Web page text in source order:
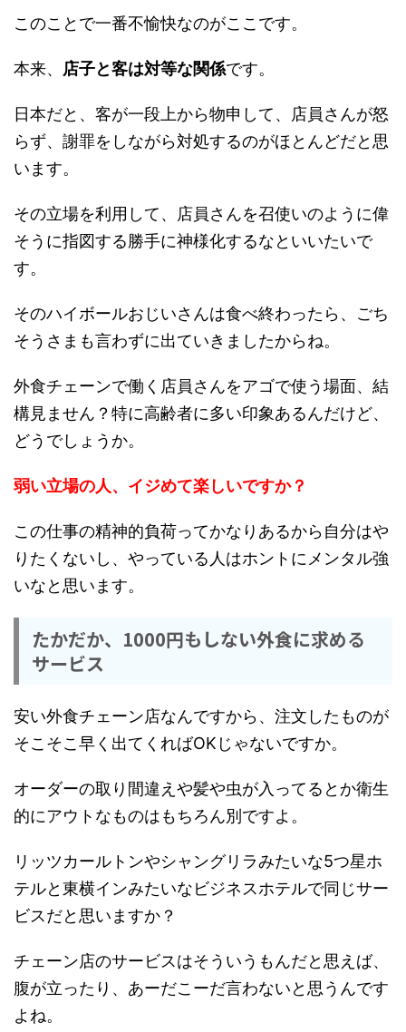
このことで一番不愉快なのがここです。
本来、 店子と客は対等な関係です。
日本だと、客が一段上から物申して、店員さんが怒
らず、謝罪をしながら対処するのがほとんどだと思
います。
その立場を利用して、店員さんを召使いのように偉
そうに指図する勝手に神様化するなといいたいで
す。
そのハイボールおじいさんは食べ終わったら、ごち
そうさまも言わずに出ていきましたからね。
外食チェーンで働く店員さんをアゴで使う場面、結
構見ません？特に高齢者に多い印象あるんだけど、
どうでしょうか。
弱い立場の人、イジめて楽しいですか？
この仕事の精神的負荷ってかなりあるから自分はや
りたくないし、やっている人はホントにメンタル強
いなと思います。
たかだか、1000円もしない外食に求める
サービス
安い外食チェーン店なんですから、注文したものが
そこそこ早く出てくればOKじゃないですか。
オーダーの取り間違えや髪や虫が入ってるとか衛生
的にアウトなものはもちろん別ですよ。
リッツカールトンやシャングリラみたいな5つ星ホ
テルと東横インみたいなビジネスホテルで同じサー
ビスだと思いますか？
チェーン店のサービスはそういうもんだと思えば、
腹が立ったり、あーだこーだ言わないと思うんです
よね。